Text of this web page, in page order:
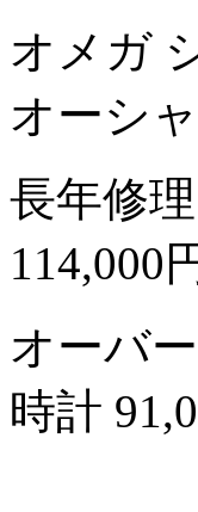
オメガ
オーシ
長年修
114,000
オーバ
時計